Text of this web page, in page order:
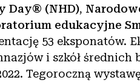
Day® (NHD),
edukacyjne
53 eksponatów.
i szkół średnich
Tegoroczną